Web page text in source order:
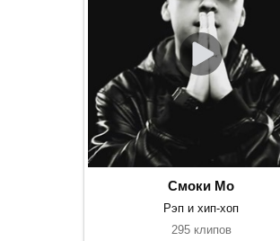
Смоки Мо
Рэп и хип-хоп
295 клипов